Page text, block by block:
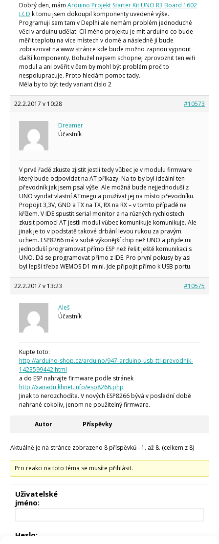
Dobrý den, mám Arduino Projekt Starter Kit UNO R3 Board 1602
LCD k tomu jsem dokoupil komponenty uvedené výše.
Programuji sem tam v Deplhi ale nemám problém jednoduché
věci v arduinu udělat. Cíl mého projektu je mít arduino co bude
měřit teplotu na více místech v domě a následně jí bude
zobrazovat na www stránce kde bude možno zapnou vypnout
další komponenty. Bohužel nejsem schopnej zprovoznit ten wifi
modul a ani ověřit v čem by mohl být problém proč to
nespolupracuje. Proto hledám pomoc tady.
Měla by to být tedy variant číslo 2
22.2.2017 v 10:28 #10573
Dreamer
Účastník
V prvé řadě zkuste zjistit jestli tedy vůbec je v modulu firmware
který bude odpovídat na AT příkazy. Na to by byl ideální ten
převodník jak jsem psal výše. Ale možná bude nejjednoduší z
UNO vyndat vlastní ATmegu a používat jej na místo převodníku.
Propojit 3,3V, GND a TX na TX, RX na RX – v tomto případě ne
křížem. V IDE spustit serial monitor a na různých rychlostech
zkusit pomocí AT jestli modul vůbec komunikuje komunikuje. Ale
jinak je to v podstatě takové drbání levou rukou za pravým
uchem. ESP8266 má v sobě výkonější chip než UNO a přijde mi
jednoduší programovat přímo ESP než řešit ještě komunikaci s
UNO. Dá se programovat přímo z IDE. Pro první pokusy by asi
byl lepší třeba WEMOS D1 mini. Jde připojit přímo k USB portu.
22.2.2017 v 13:23 #10575
Aleš
Účastník
Kupte toto:
http://arduino-shop.cz/arduino/947-arduino-usb-ttl-prevodnik-
1423599442.html
a do ESP nahrajte firmware podle stránek
http://xanadu.khnet.info/esp8266.php
Jinak to nerozchodíte. V nových ESP8266 bývá v poslední době
nahrané cokoliv, jenom ne použitelný firmware.
Autor Příspěvky
Aktuálně je na stránce zobrazeno 8 příspěvků - 1. až 8. (celkem z 8)
Pro reakci na toto téma se musíte přihlásit.
Uživatelské
jméno:
Heslo: